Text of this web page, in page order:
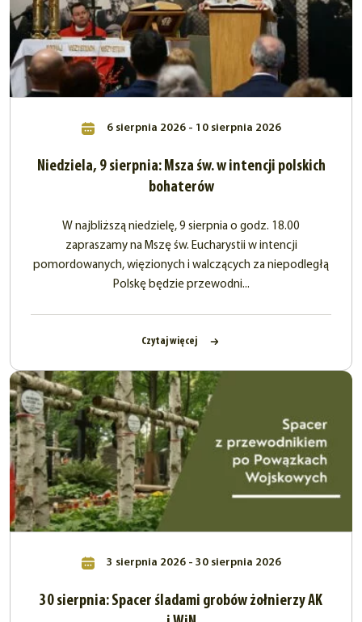
6 sierpnia 2026 - 10 sierpnia 2026
Niedziela, 9 sierpnia: Msza św. w intencji polskich
bohaterów
W najbliższą niedzielę, 9 sierpnia o godz. 18.00
zapraszamy na Mszę św. Eucharystii w intencji
pomordowanych, więzionych i walczących za niepodległą
Polskę będzie przewodni...
Czytaj więcej
3 sierpnia 2026 - 30 sierpnia 2026
30 sierpnia: Spacer śladami grobów żołnierzy AK